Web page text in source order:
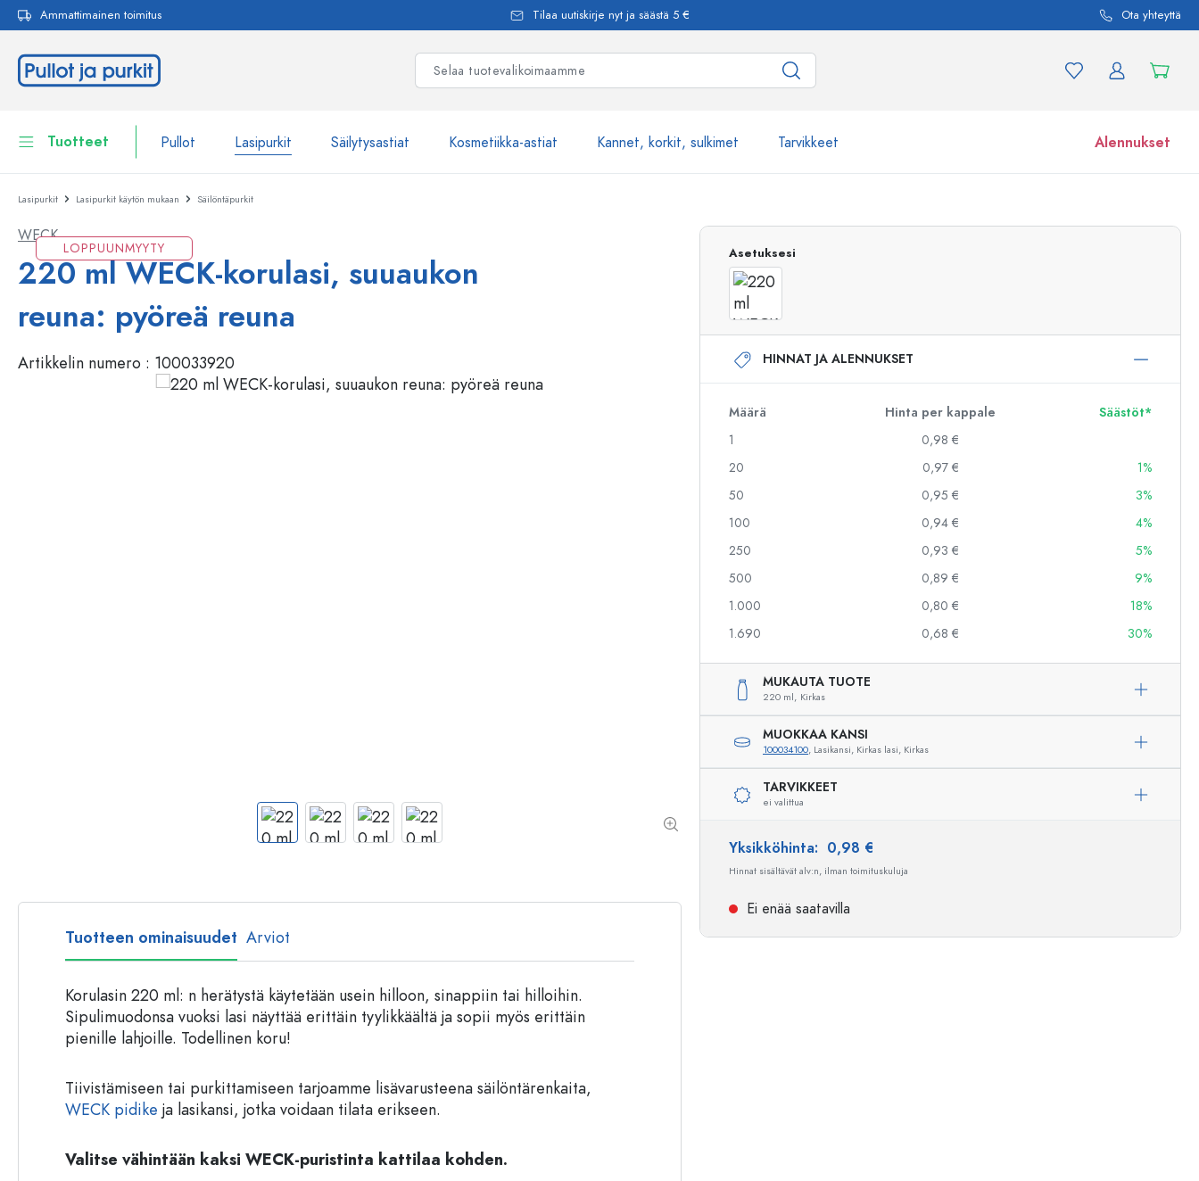
Siirry päänavigointiin
Ammattimainen toimitus Tilaa uutiskirje nyt ja säästä 5 € Ota yhteyttä
Tuotteet Pullot Lasipurkit Säilytysastiat Kosmetiikka-astiat Kannet, korkit, sulkimet Tarvikkeet Alennukset
Pullot
Lasipurkit
Säilytysastiat
Astiat
Kosmetiikka-astiat
Näytä kaikki Pullot
Pullot tuotemerkin mukaan
WECK-Lasipullot
Estal-Lasipullot
Patenttikorkkipullot
Spraypullot
Airless-pumppupullot
Roll-on-pullot
Puristuspullot
Säilytyspullot
Ginipullot
Joulupullot
Koristeelliset pullot
Käymisastiat
Muovipullot
Lasipurkit
Lasipurkit Lasipurkit käytön mukaan Säilöntäpurkit
WECK
220 ml WECK-korulasi, suuaukon
reuna: pyöreä reuna
Artikkelin numero : 100033920
LOPPUUNMYYTY Asetuksesi
HINNAT JA ALENNUKSET
Määrä Hinta per kappale
Säästöt*
1
0,98 €
20
0,97 €
1%
50
0,95 €
3%
100
0,94 €
4%
250
0,93 €
5%
500
0,89 €
9%
1.000
0,80 €
18%
1.690
0,68 € 30%
MUKAUTA TUOTE
220 ml, Kirkas
MUOKKAA KANSI
100034100, Lasikansi, Kirkas lasi, Kirkas
TARVIKKEET
ei valittua
Yksikköhinta: 0,98 €
Hinnat sisältävät alv:n, ilman toimituskuluja
Ei enää saatavilla
Tuotteen ominaisuudet Arviot
Korulasin 220 ml: n herätystä käytetään usein hilloon, sinappiin tai hilloihin.
Sipulimuodonsa vuoksi lasi näyttää erittäin tyylikkäältä ja sopii myös erittäin
pienille lahjoille. Todellinen koru!
Tiivistämiseen tai purkittamiseen tarjoamme lisävarusteena säilöntärenkaita,
WECK pidike ja lasikansi, jotka voidaan tilata erikseen.
Valitse vähintään kaksi WECK-puristinta kattilaa kohden.